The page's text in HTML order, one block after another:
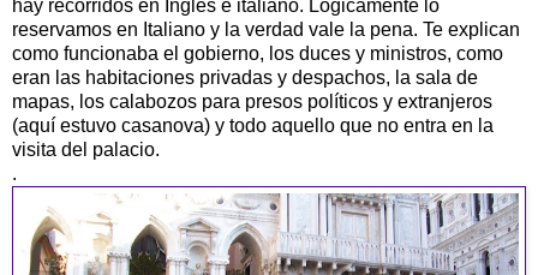
hay recorridos en Ingles e italiano. Lógicamente lo
reservamos en Italiano y la verdad vale la pena. Te explican
como funcionaba el gobierno, los duces y ministros, como
eran las habitaciones privadas y despachos, la sala de
mapas, los calabozos para presos políticos y extranjeros
(aquí estuvo casanova) y todo aquello que no entra en la
visita del palacio.
.